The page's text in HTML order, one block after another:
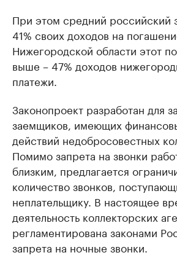
При этом средний российский
41% своих доходов на
Нижегородской области этот
выше – 47% доходов
платежи.
Законопроект разработан для
заемщиков, имеющих
действий недобросовестных
Помимо запрета на звонки
близким, предлагается
количество звонков,
неплательщику. В настоящее
деятельность коллекторских
регламентирована законами
запрета на ночные звонки.